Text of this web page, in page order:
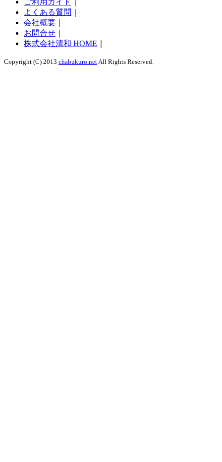
ご利用ガイド
よくある質問
会社概要
お問合せ
株式会社清和 HOME
Copyright (C) 2013 chabukuro.netAll Rights Reserved.